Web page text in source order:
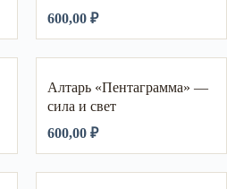
600,00 ₽
Алтарь «Пентаграмма» —
сила и свет
600,00 ₽